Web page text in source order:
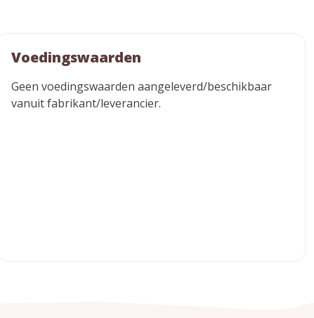
Voedingswaarden
Geen voedingswaarden aangeleverd/beschikbaar
vanuit fabrikant/leverancier.